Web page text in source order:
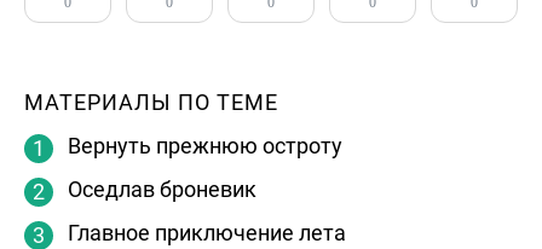
МАТЕРИАЛЫ ПО ТЕМЕ
Вернуть прежнюю остроту
Оседлав броневик
Главное приключение лета